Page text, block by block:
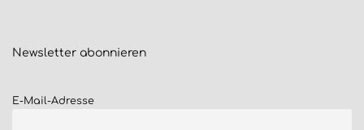
Newsletter abonnieren
E-Mail-Adresse